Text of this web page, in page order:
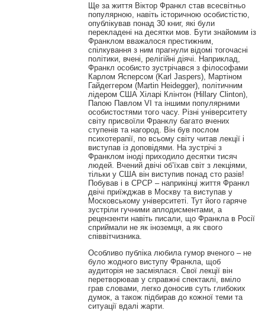
Ще за життя Віктор Франкл став всесвітньо
популярною, навіть історичною особистістю,
опублікував понад 30 книг, які були
перекладені на десятки мов. Бути знайомим із
Франклом вважалося престижним,
спілкування з ним прагнули відомі тогочасні
політики, вчені, релігійні діячі. Наприклад,
Франкл особисто зустрічався з філософами
Карлом Ясперсом (Karl Jaspers), Мартіном
Гайдеггером (Martin Heidegger), політичним
лідером США Хіларі Клінтон (Hillary Clinton),
Папою Павлом VI та іншими популярними
особистостями того часу. Різні університету
світу присвоїли Франклу багато вчених
ступенів та нагород. Він був послом
психотерапії, по всьому світу читав лекції і
виступав із доповідями. На зустрічі з
Франклом іноді приходило десятки тисяч
людей. Вчений двічі об’їхав світ з лекціями,
тільки у США він виступив понад сто разів!
Побував і в СРСР – наприкінці життя Франкл
двічі приїжджав в Москву та виступав у
Московському університеті. Тут його гаряче
зустріли гучними аплодисментами, а
рецензенти навіть писали, що Франкла в Росії
сприймали не як іноземця, а як свого
співвітчизника.
Особливо публіка любила гумор вченого – не
було жодного виступу Франкла, щоб
аудиторія не засміялася. Свої лекції він
перетворював у справжні спектаклі, вміло
грав словами, легко доносив суть глибоких
думок, а також підбирав до кожної теми та
ситуації вдалі жарти.